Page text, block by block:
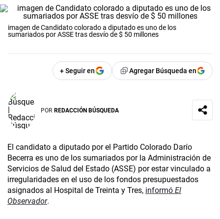
imagen de Candidato colorado a diputado es uno de los
sumariados por ASSE tras desvío de $ 50 millones
+ Seguir en Agregar Búsqueda en
POR REDACCIÓN BÚSQUEDA
El candidato a diputado por el Partido Colorado Darío
Becerra es uno de los sumariados por la Administración de
Servicios de Salud del Estado (ASSE) por estar vinculado a
irregularidades en el uso de los fondos presupuestados
asignados al Hospital de Treinta y Tres, informó El
Observador.